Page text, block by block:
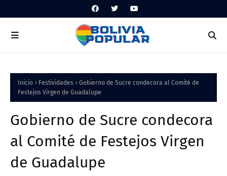
Inicio Festividades
Gobierno de Sucre condecora al Comité de
Festejos Virgen de Guadalupe
Gobierno de Sucre condecora
al Comité de Festejos Virgen
de Guadalupe